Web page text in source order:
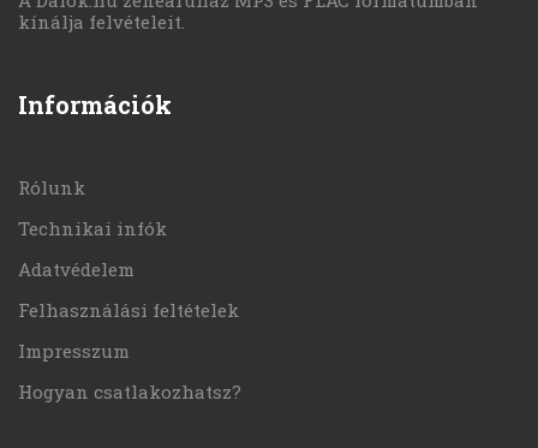
kínálja felvételeit.
Információk
Rólunk
Technikai infók
Adatvédelem
Felhasználási feltételek
Impresszum
Hogyan csatlakozhatsz?